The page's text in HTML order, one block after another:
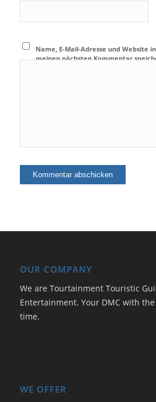
Name, E-Mail-Adresse und Website
meinen nächsten Kommentar
OUR COMPANY
We are Tourtainment Touristic
Entertainment. Your DMC with
time.
WE OFFER